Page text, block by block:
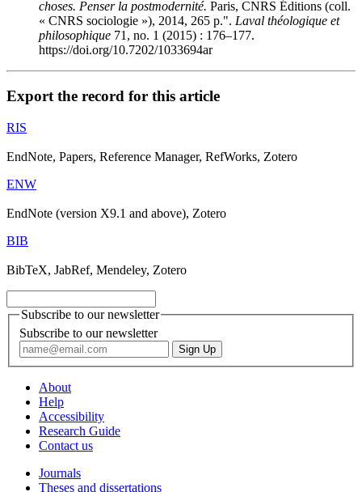
choses. Penser la postmodernité. Paris, CNRS Éditions (coll.
« CNRS sociologie »), 2014, 265 p.". Laval théologique et
philosophique 71, no. 1 (2015) : 176–177.
https://doi.org/10.7202/1033694ar
Export the record for this article
RIS
EndNote, Papers, Reference Manager, RefWorks, Zotero
ENW
EndNote (version X9.1 and above), Zotero
BIB
BibTeX, JabRef, Mendeley, Zotero
Subscribe to our newsletter
Subscribe to our newsletter
About
Help
Accessibility
Research Guide
Contact us
Journals
Theses and dissertations